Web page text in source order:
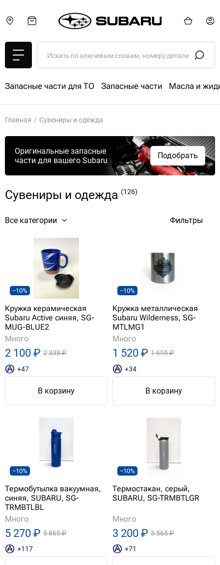
Запасные части для ТО Запасные части Масла и
Главная Сувениры и одежда
Оригинальные запасные
части для вашего Subaru
Подобрать
Сувениры и одежда (126)
Все категории Фильтры
−10%
Кружка керамическая
Subaru Active синяя, SG-
MUG-BLUE2
Много
2 100 ₽ 2 338 ₽
+47
В корзину
−10%
Кружка металлическая
Subaru Wilderness, SG-
MTLMG1
Много
1 520 ₽ 1 695 ₽
+34
В корзину
−10%
Термобутылка вакуумная,
синяя, SUBARU, SG-
TRMBTLBL
Много
5 270 ₽ 5 865 ₽
+117
−10%
Термостакан, серый,
SUBARU, SG-TRMBTLGR
Много
3 200 ₽ 3 565 ₽
+71